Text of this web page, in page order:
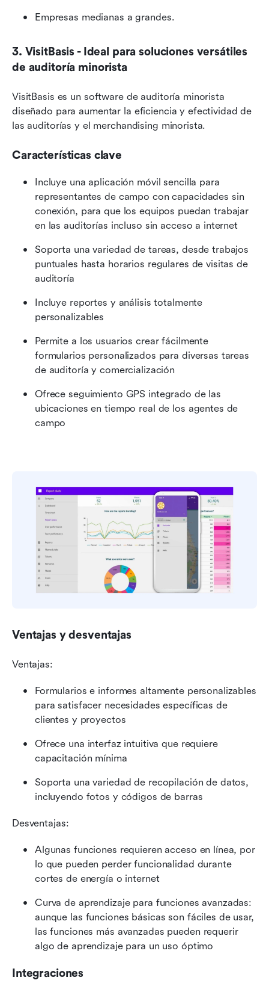
Empresas medianas a grandes.
3. VisitBasis - Ideal para soluciones versátiles
de auditoría minorista
VisitBasis es un software de auditoría minorista
diseñado para aumentar la eficiencia y efectividad de
las auditorías y el merchandising minorista.
Características clave
Incluye una aplicación móvil sencilla para
representantes de campo con capacidades sin
conexión, para que los equipos puedan trabajar
en las auditorías incluso sin acceso a internet
Soporta una variedad de tareas, desde trabajos
puntuales hasta horarios regulares de visitas de
auditoría
Incluye reportes y análisis totalmente
personalizables
Permite a los usuarios crear fácilmente
formularios personalizados para diversas tareas
de auditoría y comercialización
Ofrece seguimiento GPS integrado de las
ubicaciones en tiempo real de los agentes de
campo
Ventajas y desventajas
Ventajas:
Formularios e informes altamente personalizables
para satisfacer necesidades específicas de
clientes y proyectos
Ofrece una interfaz intuitiva que requiere
capacitación mínima
Soporta una variedad de recopilación de datos,
incluyendo fotos y códigos de barras
Desventajas:
Algunas funciones requieren acceso en línea, por
lo que pueden perder funcionalidad durante
cortes de energía o internet
Curva de aprendizaje para funciones avanzadas:
aunque las funciones básicas son fáciles de usar,
las funciones más avanzadas pueden requerir
algo de aprendizaje para un uso óptimo
Integraciones